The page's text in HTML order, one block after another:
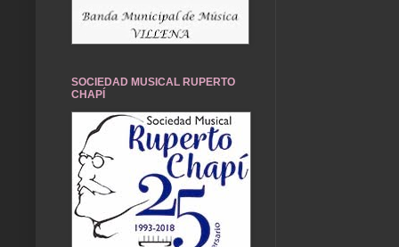
SOCIEDAD MUSICAL RUPERTO
CHAPÍ